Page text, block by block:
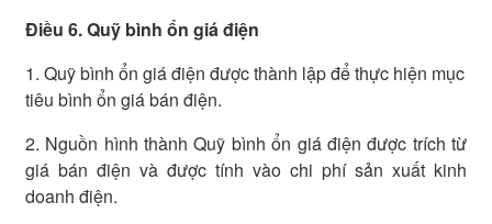
Điều 6. Quỹ bình ổn giá điện
1. Quỹ bình ổn giá điện được thành lập để thực hiện mục
tiêu bình ổn giá bán điện.
2. Nguồn hình thành Quỹ bình ổn giá điện được trích từ
giá bán điện và được tính vào chi phí sản xuất kinh
doanh điện.